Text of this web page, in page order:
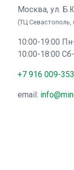
Москва, ул.
(ТЦ Севастополь,
10:00-19:00
10:00-18:00
+7 916 009-
email: